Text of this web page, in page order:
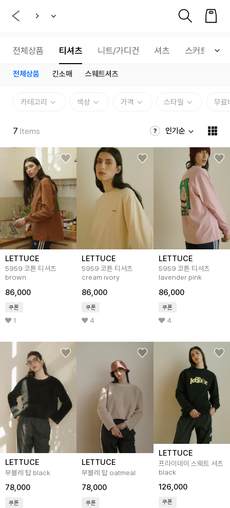
전체상품 티셔츠 니트/가디건 셔츠 스커트
전체상품 긴소매 스웨트셔츠
카테고리 색상 가격 스타일 무료
7 Items 인기순
LETTUCE
5959 코튼 티셔츠
brown
86,000
쿠폰
1
LETTUCE
5959 코튼 티셔츠
cream ivory
86,000
쿠폰
4
LETTUCE
5959 코튼 티셔츠
lavender pink
86,000
쿠폰
4
LETTUCE
부블레 탑 black
78,000
쿠폰
LETTUCE
부블레 탑 oatmeal
78,000
쿠폰
LETTUCE
프라이데이 스웨트 셔츠
black
126,000
쿠폰